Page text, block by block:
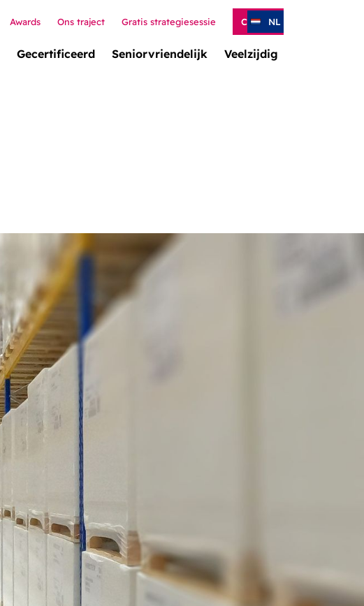
Gecertificeerd Seniorvriendelijk Veelzijdig
Awards Ons traject Gratis strategiesessie ContactNL